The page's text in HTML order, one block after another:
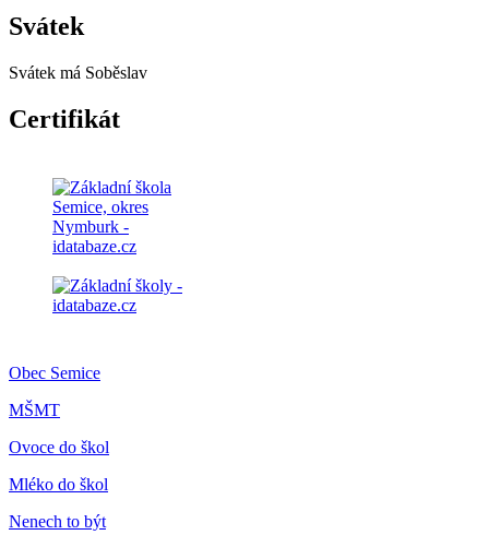
Svátek
Svátek má Soběslav
Certifikát
Obec Semice
MŠMT
Ovoce do škol
Mléko do škol
Nenech to být